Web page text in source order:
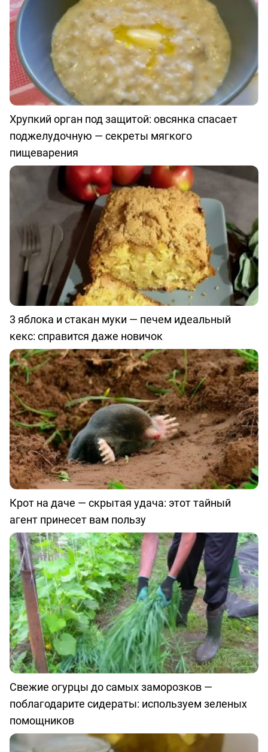
Хрупкий орган под защитой: овсянка спасает
поджелудочную — секреты мягкого
пищеварения
3 яблока и стакан муки — печем идеальный
кекс: справится даже новичок
Крот на даче — скрытая удача: этот тайный
агент принесет вам пользу
Свежие огурцы до самых заморозков —
поблагодарите сидераты: используем зеленых
помощников